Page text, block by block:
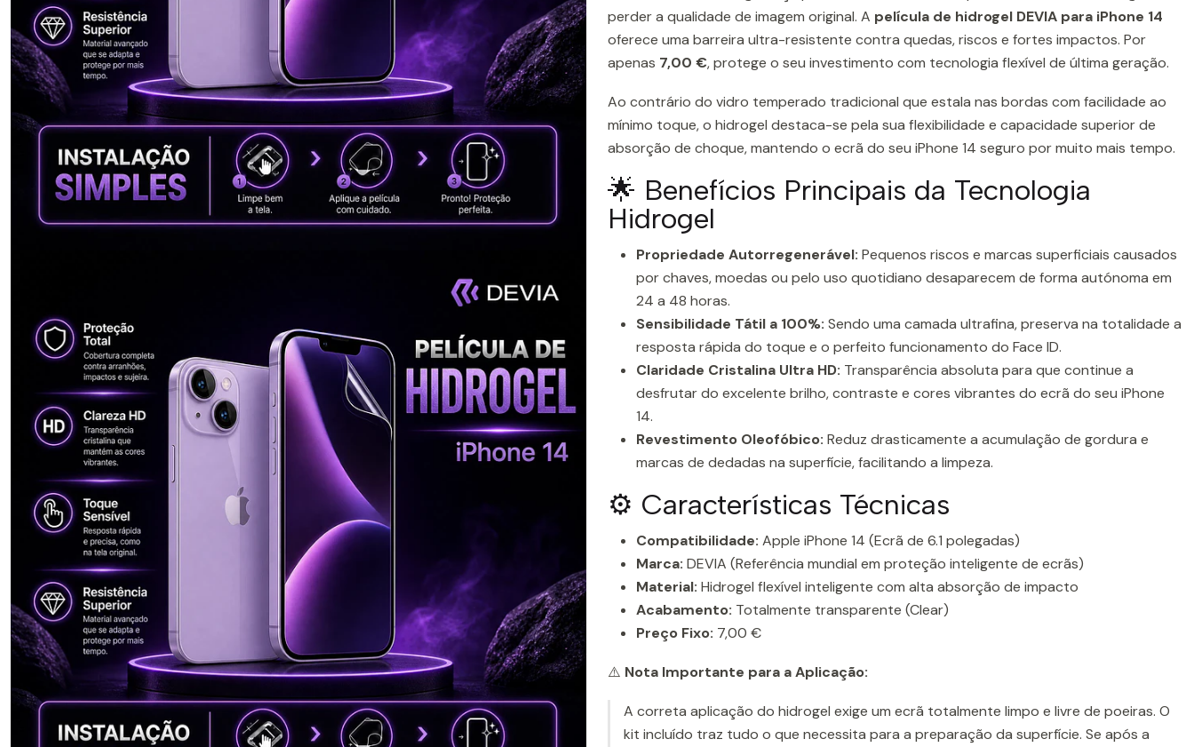
perder a qualidade de imagem original. A película de hidrogel DEVIA para iPhone 14
oferece uma barreira ultra-resistente contra quedas, riscos e fortes impactos. Por
apenas 7,00 €, protege o seu investimento com tecnologia flexível de última geração.
Ao contrário do vidro temperado tradicional que estala nas bordas com facilidade ao
mínimo toque, o hidrogel destaca-se pela sua flexibilidade e capacidade superior de
absorção de choque, mantendo o ecrã do seu iPhone 14 seguro por muito mais tempo.
🌟 Benefícios Principais da Tecnologia
Hidrogel
Propriedade Autorregenerável: Pequenos riscos e marcas superficiais causados
por chaves, moedas ou pelo uso quotidiano desaparecem de forma autónoma em
24 a 48 horas.
Sensibilidade Tátil a 100%: Sendo uma camada ultrafina, preserva na totalidade a
resposta rápida do toque e o perfeito funcionamento do Face ID.
Claridade Cristalina Ultra HD: Transparência absoluta para que continue a
desfrutar do excelente brilho, contraste e cores vibrantes do ecrã do seu iPhone
14.
Revestimento Oleofóbico: Reduz drasticamente a acumulação de gordura e
marcas de dedadas na superfície, facilitando a limpeza.
⚙️ Características Técnicas
Compatibilidade: Apple iPhone 14 (Ecrã de 6.1 polegadas)
Marca: DEVIA (Referência mundial em proteção inteligente de ecrãs)
Material: Hidrogel flexível inteligente com alta absorção de impacto
Acabamento: Totalmente transparente (Clear)
Preço Fixo: 7,00 €
⚠️ Nota Importante para a Aplicação:
A correta aplicação do hidrogel exige um ecrã totalmente limpo e livre de poeiras. O
kit incluído traz tudo o que necessita para a preparação da superfície. Se após a